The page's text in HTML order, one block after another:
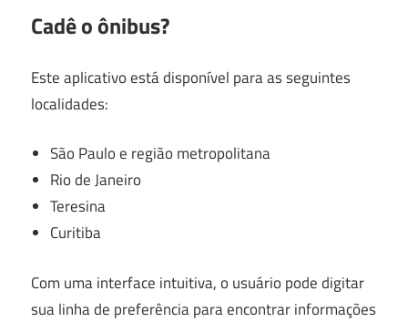
Cadê o ônibus?
Este aplicativo está disponível para as seguintes
localidades:
São Paulo e região metropolitana
Rio de Janeiro
Teresina
Curitiba
Com uma interface intuitiva, o usuário pode digitar
sua linha de preferência para encontrar informações